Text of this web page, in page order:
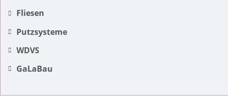
Fliesen
Putzsysteme
WDVS
GaLaBau